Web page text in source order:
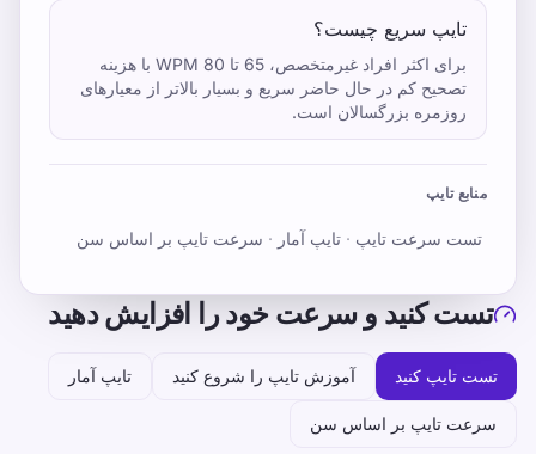
تایپ سریع چیست؟
برای اکثر افراد غیرمتخصص، 65 تا 80 WPM با هزینه
تصحیح کم در حال حاضر سریع و بسیار بالاتر از معیارهای
روزمره بزرگسالان است.
منابع تایپ
تست سرعت تایپ · تایپ آمار · سرعت تایپ بر اساس سن
تست کنید و سرعت خود را افزایش دهید
تست تایپ کنید آموزش تایپ را شروع کنید تایپ آمار
سرعت تایپ بر اساس سن